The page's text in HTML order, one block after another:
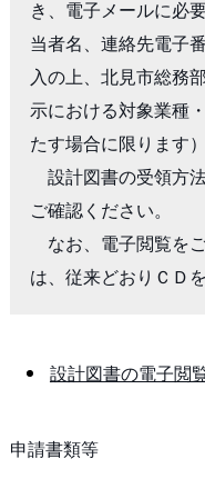
き、電子メールに必
当者名、連絡先電子
入の上、北見市総務
示における対象業種
たす場合に限ります）
設計図書の受領方
ご確認ください。
なお、電子閲覧を
は、従来どおりＣＤ
設計図書の電子閲
申請書類等